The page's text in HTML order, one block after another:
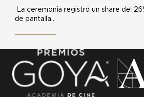
La ceremonia registró un share del
de pantalla…